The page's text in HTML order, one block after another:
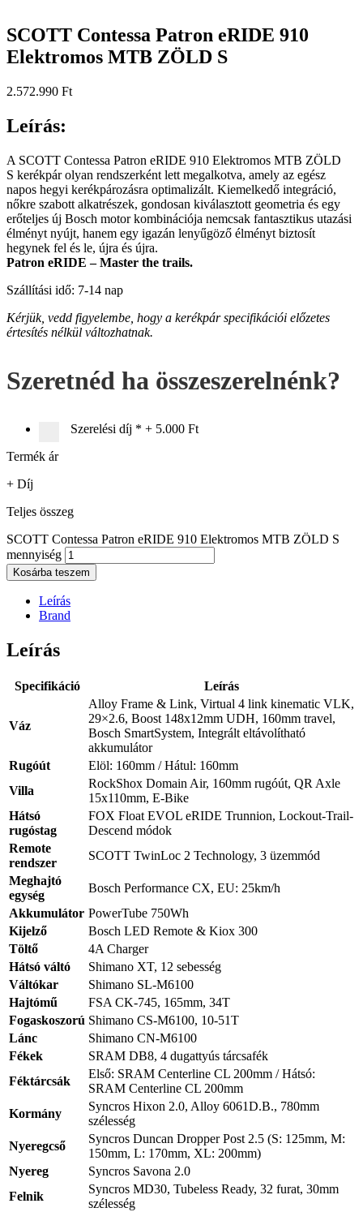
SCOTT Contessa Patron eRIDE 910
Elektromos MTB ZÖLD S
2.572.990 Ft
Leírás:
A SCOTT Contessa Patron eRIDE 910 Elektromos MTB ZÖLD
S kerékpár olyan rendszerként lett megalkotva, amely az egész
napos hegyi kerékpározásra optimalizált. Kiemelkedő integráció,
nőkre szabott alkatrészek, gondosan kiválasztott geometria és egy
erőteljes új Bosch motor kombinációja nemcsak fantasztikus utazási
élményt nyújt, hanem egy igazán lenyűgöző élményt biztosít
hegynek fel és le, újra és újra.
Patron eRIDE – Master the trails.
Szállítási idő: 7-14 nap
Kérjük, vedd figyelembe, hogy a kerékpár specifikációi előzetes
értesítés nélkül változhatnak.
Szeretnéd ha összeszerelnénk?
Szerelési díj * + 5.000 Ft
Termék ár
+ Díj
Teljes összeg
SCOTT Contessa Patron eRIDE 910 Elektromos MTB ZÖLD S
mennyiség
Kosárba teszem
Leírás
Brand
Leírás
Specifikáció Leírás
Váz
Alloy Frame & Link, Virtual 4 link kinematic VLK,
29×2.6, Boost 148x12mm UDH, 160mm travel,
Bosch SmartSystem, Integrált eltávolítható
akkumulátor
Rugóút
Elöl: 160mm / Hátul: 160mm
Villa
RockShox Domain Air, 160mm rugóút, QR Axle
15x110mm, E-Bike
Hátsó
rugóstag
FOX Float EVOL eRIDE Trunnion, Lockout-Trail-
Descend módok
Remote
rendszer
SCOTT TwinLoc 2 Technology, 3 üzemmód
Meghajtó
egység
Bosch Performance CX, EU: 25km/h
Akkumulátor PowerTube 750Wh
Kijelző
Bosch LED Remote & Kiox 300
Töltő
4A Charger
Hátsó váltó
Shimano XT, 12 sebesség
Váltókar
Shimano SL-M6100
Hajtómű
FSA CK-745, 165mm, 34T
Fogaskoszorú Shimano CS-M6100, 10-51T
Lánc
Shimano CN-M6100
Fékek
SRAM DB8, 4 dugattyús tárcsafék
Féktárcsák
Első: SRAM Centerline CL 200mm / Hátsó:
SRAM Centerline CL 200mm
Kormány
Syncros Hixon 2.0, Alloy 6061D.B., 780mm
szélesség
Nyeregcső
Syncros Duncan Dropper Post 2.5 (S: 125mm, M:
150mm, L: 170mm, XL: 200mm)
Nyereg
Syncros Savona 2.0
Felnik
Syncros MD30, Tubeless Ready, 32 furat, 30mm
szélesség